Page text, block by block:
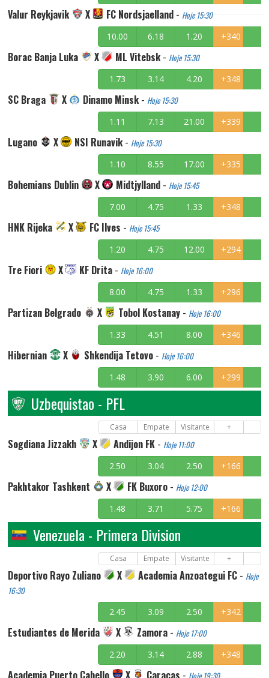
Valur Reykjavik X FC Nordsjaelland - Hoje 15:30
10.00 6.18 1.20 +340
Borac Banja Luka X ML Vitebsk- Hoje 15:30
1.73 3.14 4.20 +348
SC Braga X Dinamo Minsk- Hoje 15:30
1.11 7.13 21.00 +339
Lugano X NSI Runavik- Hoje 15:30
1.10 8.55 17.00 +335
Bohemians Dublin X Midtjylland - Hoje 15:45
7.00 4.75 1.33 +348
HNK Rijeka X FC Ilves - Hoje 15:45
1.20 4.75 12.00 +294
Tre Fiori X KF Drita - Hoje 16:00
8.00 4.75 1.33 +296
Partizan Belgrado X Tobol Kostanay - Hoje 16:00
1.33 4.51 8.00 +346
Hibernian X Shkendija Tetovo - Hoje 16:00
1.48 3.90 6.00 +299
Uzbequistao - PFL
Casa Empate Visitante +
Sogdiana Jizzakh X Andijon FK - Hoje 11:00
2.50 3.04 2.50 +166
Pakhtakor Tashkent X FK Buxoro - Hoje 12:00
1.48 3.71 5.75 +166
Venezuela - Primera Division
Casa Empate Visitante +
Deportivo Rayo Zuliano X Academia Anzoategui FC - Hoje
16:30
2.45 3.09 2.50 +342
Estudiantes de Merida X Zamora - Hoje 17:00
2.20 3.14 2.88 +348
Academia Puerto Cabello X Caracas - Hoje 19:30